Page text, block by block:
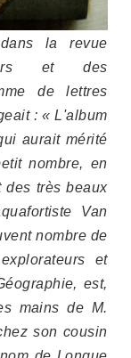
la revue
et des
de lettres
: « L'album
aurait mérité
nombre, en
des très beaux
Van
nombre de
et
est,
mains de M.
son cousin